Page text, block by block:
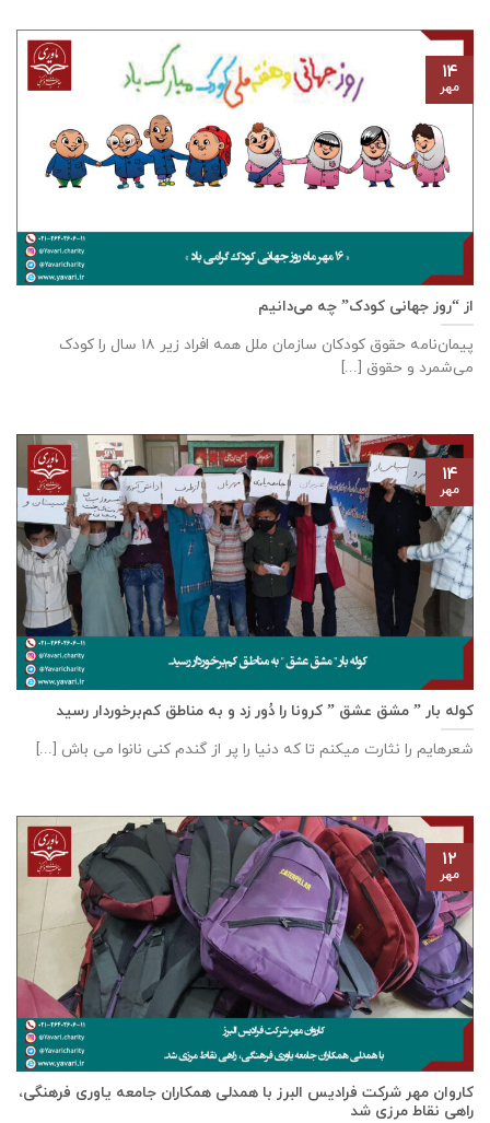
از “روز جهانی کودک” چه می‌دانیم
پیمان‌نامه‌ حقوق کودکان سازمان ملل همه‌ افراد زیر ۱۸ سال را کودک
می‌شمرد و حقوق [...]
۱۴
مهر
کوله بار ” مشق عشق ” کرونا را دُور زد و به مناطق کم‌برخوردار رسید
شعرهایم را نثارت میکنم تا که دنیا را پر از گندم کنی نانوا می باش [...]
۱۴
مهر
كاروان مهر شرکت فرادیس البرز با همدلی همکاران جامعه یاوری فرهنگی،
راهی نقاط مرزی شد
۱۲
مهر